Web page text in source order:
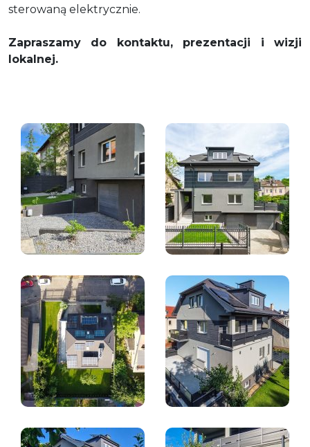
sterowaną elektrycznie.
Zapraszamy do kontaktu, prezentacji i wizji
lokalnej.